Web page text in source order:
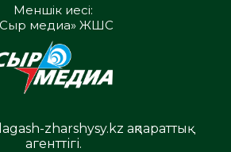
Меншік иесі:
медиа» ЖШС
zharshysy.kz ақпараттық
агенттігі.